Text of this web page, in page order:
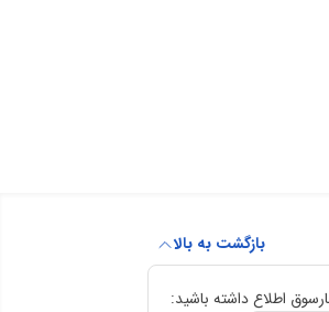
بازگشت به بالا
اطلاع داشته باشید: